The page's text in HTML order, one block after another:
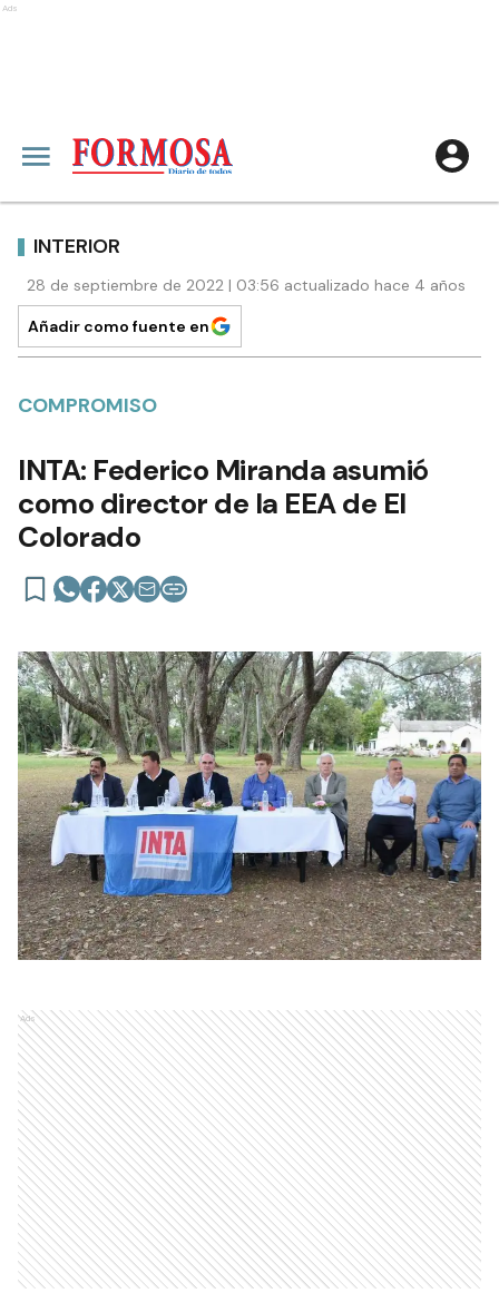
Ads
INTERIOR
28 de septiembre de 2022 | 03:56 actualizado hace 4 años
Añadir como fuente en
COMPROMISO
INTA: Federico Miranda asumió
como director de la EEA de El
Colorado
Ads